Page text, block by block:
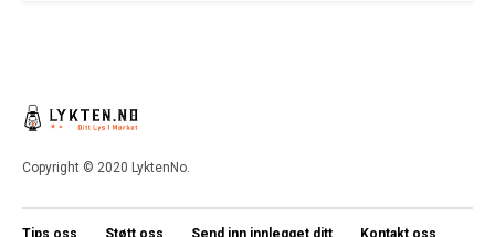
Copyright © 2020 LyktenNo.
Tips oss Støtt oss Send inn innlegget ditt Kontakt oss